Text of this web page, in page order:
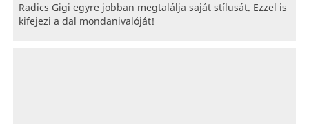
Radics Gigi egyre jobban megtalálja saját stílusát. Ezzel is
kifejezi a dal mondanivalóját!